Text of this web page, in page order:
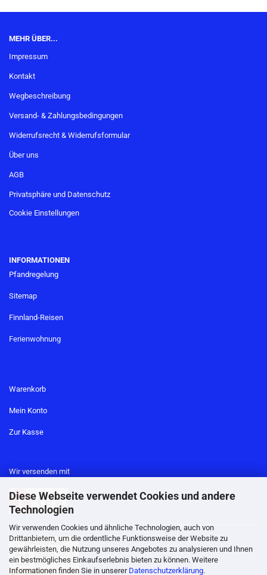
Diese Webseite verwendet Cookies und andere
Technologien
Wir verwenden Cookies und ähnliche Technologien, auch von
Drittanbietern, um die ordentliche Funktionsweise der Website zu
gewährleisten, die Nutzung unseres Angebotes zu analysieren und Ihnen
ein bestmögliches Einkaufserlebnis bieten zu können. Weitere
Informationen finden Sie in unserer Datenschutzerklärung.
MEHR ÜBER...
Impressum
Kontakt
Wegbeschreibung
Versand- & Zahlungsbedingungen
Widerrufsrecht & Widerrufsformular
Über uns
AGB
Privatsphäre und Datenschutz
Cookie Einstellungen
INFORMATIONEN
Pfandregelung
Sitemap
Finnland-Reisen
Ferienwohnung
Warenkorb
Mein Konto
Zur Kasse
Wir versenden mit